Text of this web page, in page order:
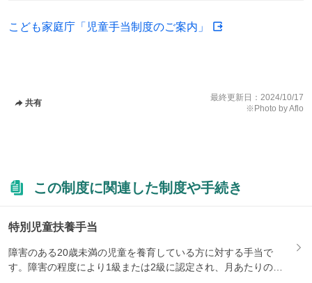
こども家庭庁「児童手当制度のご案内」
共有
最終更新日： 2024/10/17
※Photo by Aflo
この制度に関連した制度や手続き
特別児童扶養手当
障害のある20歳未満の児童を養育している方に対する手当で
す。障害の程度により1級または2級に認定され、月あたりの支